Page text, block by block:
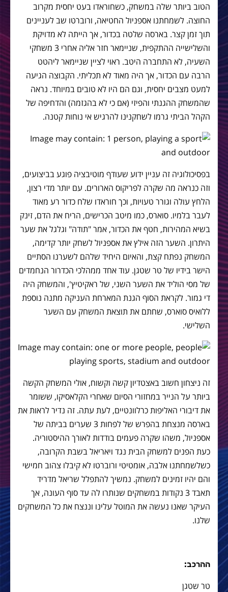
הטוב ביותר שלה במשחק, כשחוראדו בעט יחסית מקרוב
החוצה. לשמחתנו אספניול החטיאה, ורוברטו שב לעניינים
תוך זמן קצר. בארסה שלטה בכדור, אך הייתה לא מדויקת
והשלישייה ההתקפית, שניימאר חזר אליה אחרי 3 משחקי
השעיה, לא התחברה היטב. ראוי לציין שניימאר ליהטט
הרבה עם הכדור, אך היה מאוד לא תכליתי. הקבוצה הגיעה
למעט מצבים יחסית, וגם הם היו לא טובים במיוחד. נראה
שהמשחק ההגנתי והפיזי (אם כי לא בהגזמה) והדחיפה של
הקהל הביתי גרמו לשחקנינו להרגיש אי נוחות קטנה.
בפסיכולוגיה זה עניין ידוע שעודף מוטיבציה פוגע בביצועים,
וזה כנראה מה שקרה לפריקוס הארורים. עם יותר מדי רצון,
הלחץ עולה וגורר טעויות, וכך חוראדו שלח כדור רע מאוד
לעבר בלמיו. סוארס, כמו מיטב הכרישים, הריח את הדם, זינק
בשיא המהירות, חטף את הכדור, אמר "תודה" וגלגל את שער
היתרון. השער הזה אילץ את אספניול לשחק יותר קדימה,
המשחק נפתח קצת, והאיום היחיד שלהם לשערנו הסתיים
הישר בידיו של טר שטגן. עוד אחד ממהלכי הכדרור הנחמדים
של מסי הוליד את השער השני, של ראקיטיץ', והמשחק היה
די גמור. לקראת הסוף הגנת המארחת העניקה מתנה נוספת
ללואיס סוארס, שחתם את תוצאת המשחק עם השער
השלישי.
זה ניצחון חשוב באצטדיון קשה וקשוח, אולי המשחק הקשה
ביותר על הנייר במחזורי הסיום שאחרי הקלאסיקו, ששומר
את דיבורי האליפות כרלוונטיים, לעת עתה. זה נדיר לראות את
בארסה מנצחת בהפרש של לפחות 3 שערים בביתה של
אספניול, משהו שקרה פעמים בודדות לאורך ההיסטוריה.
כעת הפנים למשחק הבית נגד ויאריאל בשבת הקרובה,
כשלשמחתנו אלבה, אומטיטי ורוברטו לא קיבלו צהוב חמישי
והם יהיו זמינים למשחק. נמשיך להתפלל שריאל מדריד
תאבד 3 נקודות במשחקים שנותרו לה עד סוף העונה, אך
העיקר שאנו נעשה את המוטל עלינו וננצח את כל המשחקים
שלנו.
ההרכב:
טר שטגן